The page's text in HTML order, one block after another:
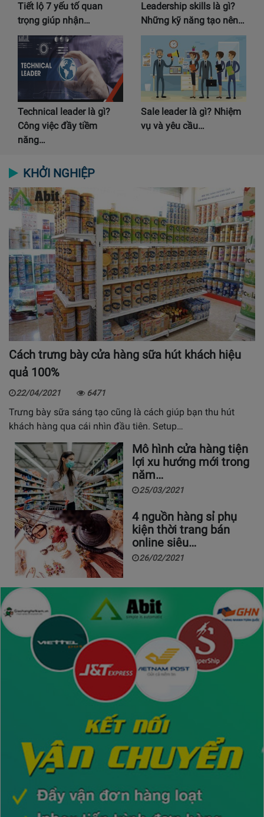
Tiết lộ 7 yếu tố quan
trọng giúp nhận…
Leadership skills là gì?
Những kỹ năng tạo nên…
Technical leader là gì?
Công việc đầy tiềm
năng…
Sale leader là gì? Nhiệm
vụ và yêu cầu…
KHỞI NGHIỆP
Cách trưng bày cửa hàng sữa hút khách hiệu
quả 100%
22/04/2021 6471
Trưng bày sữa sáng tạo cũng là cách giúp bạn thu hút
khách hàng qua cái nhìn đầu tiên. Setup…
Mô hình cửa hàng tiện
lợi xu hướng mới trong
năm…
25/03/2021
4 nguồn hàng sỉ phụ
kiện thời trang bán
online siêu…
26/02/2021